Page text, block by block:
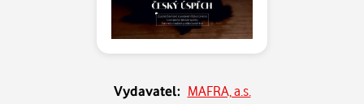
Vydavatel: MAFRA, a.s.